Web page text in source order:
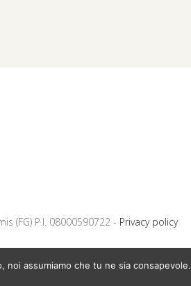
(FG) P.I. 08000590722 - Privacy policy
assumiamo che tu ne sia consapevole.